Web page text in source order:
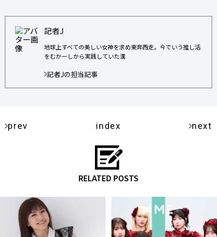
記者J
地球上すべての美しい女神を求め東奔西走。今でいう推し活
をむかーしから実践していた漢
記者Jの担当記事
prev index next
RELATED POSTS